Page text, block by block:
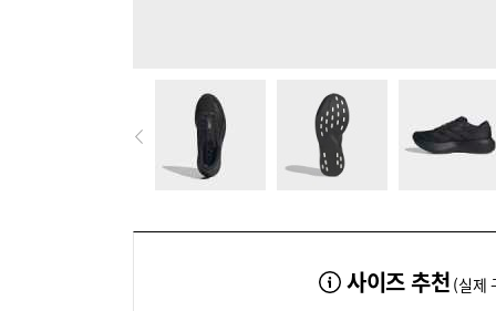
사이즈 추천 (실제